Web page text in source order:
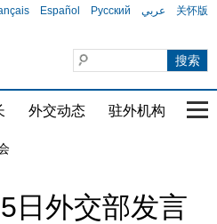
Español Русский عربي 关怀版
外交动态 驻外机构 国
日外交部发言